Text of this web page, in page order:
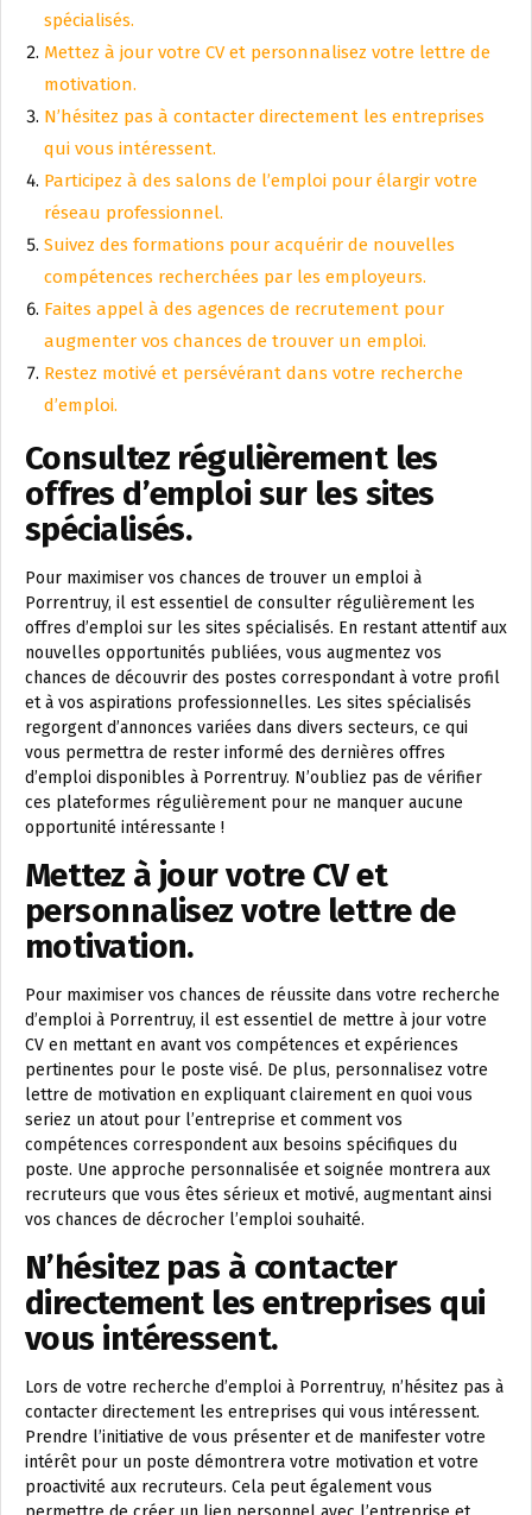
spécialisés.
Mettez à jour votre CV et personnalisez votre lettre de
motivation.
N’hésitez pas à contacter directement les entreprises
qui vous intéressent.
Participez à des salons de l’emploi pour élargir votre
réseau professionnel.
Suivez des formations pour acquérir de nouvelles
compétences recherchées par les employeurs.
Faites appel à des agences de recrutement pour
augmenter vos chances de trouver un emploi.
Restez motivé et persévérant dans votre recherche
d’emploi.
Consultez régulièrement les
offres d’emploi sur les sites
spécialisés.
Pour maximiser vos chances de trouver un emploi à
Porrentruy, il est essentiel de consulter régulièrement les
offres d’emploi sur les sites spécialisés. En restant attentif aux
nouvelles opportunités publiées, vous augmentez vos
chances de découvrir des postes correspondant à votre profil
et à vos aspirations professionnelles. Les sites spécialisés
regorgent d’annonces variées dans divers secteurs, ce qui
vous permettra de rester informé des dernières offres
d’emploi disponibles à Porrentruy. N’oubliez pas de vérifier
ces plateformes régulièrement pour ne manquer aucune
opportunité intéressante !
Mettez à jour votre CV et
personnalisez votre lettre de
motivation.
Pour maximiser vos chances de réussite dans votre recherche
d’emploi à Porrentruy, il est essentiel de mettre à jour votre
CV en mettant en avant vos compétences et expériences
pertinentes pour le poste visé. De plus, personnalisez votre
lettre de motivation en expliquant clairement en quoi vous
seriez un atout pour l’entreprise et comment vos
compétences correspondent aux besoins spécifiques du
poste. Une approche personnalisée et soignée montrera aux
recruteurs que vous êtes sérieux et motivé, augmentant ainsi
vos chances de décrocher l’emploi souhaité.
N’hésitez pas à contacter
directement les entreprises qui
vous intéressent.
Lors de votre recherche d’emploi à Porrentruy, n’hésitez pas à
contacter directement les entreprises qui vous intéressent.
Prendre l’initiative de vous présenter et de manifester votre
intérêt pour un poste démontrera votre motivation et votre
proactivité aux recruteurs. Cela peut également vous